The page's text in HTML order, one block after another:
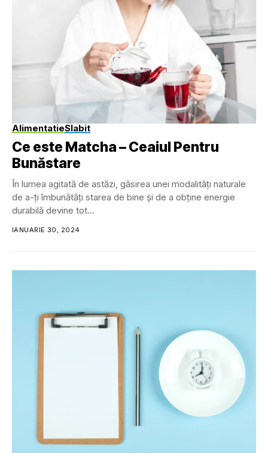
AlimentatieSlabit
Ce este Matcha – Ceaiul Pentru
Bunăstare
În lumea agitată de astăzi, găsirea unei modalități naturale
de a-ți îmbunătăți starea de bine și de a obține energie
durabilă devine tot...
IANUARIE 30, 2024